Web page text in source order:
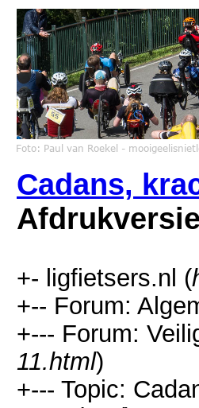
Cadans,
Afdrukversie
+- ligfietsers.nl (
+-- Forum:
+--- Forum:
11.html)
+--- Topic: